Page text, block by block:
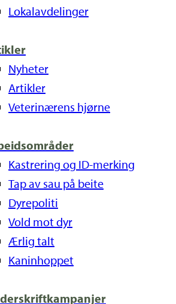
Lokalavdelinger
Nyheter
Artikler
Veterinærens hjørne
Kastrering og ID-merking
Tap av sau på beite
Dyrepoliti
Vold mot dyr
Ærlig talt
Kaninhoppet